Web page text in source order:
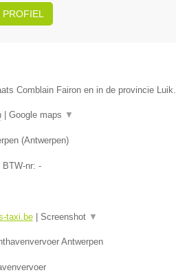
Comblain Fairon en in de provincie Luik.
| Google maps ▼
(Antwerpen)
BTW-nr: -
taxi.be| Screenshot ▼
Antwerpen